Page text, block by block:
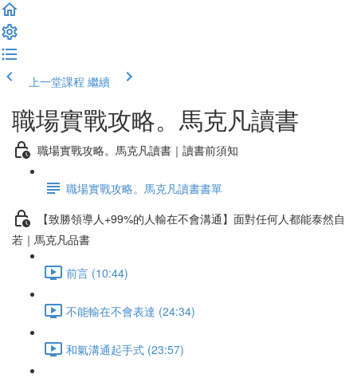
上一堂課程 繼續
職場實戰攻略。馬克凡讀書
職場實戰攻略。馬克凡讀書｜讀書前須知
職場實戰攻略。馬克凡讀書書單
【致勝領導人+99%的人輸在不會溝通】面對任何人都能泰然自
若｜馬克凡品書
前言 (10:44)
不能輸在不會表達 (24:34)
和氣溝通起手式 (23:57)